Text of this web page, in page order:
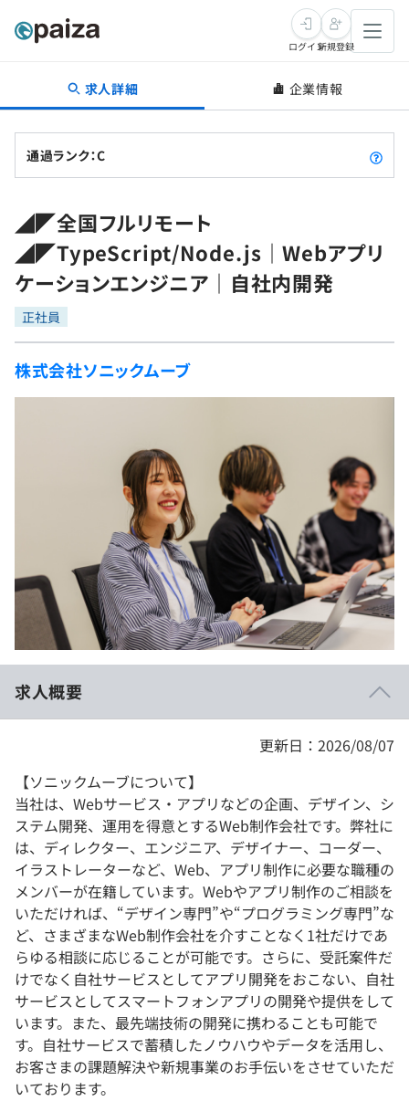
転職・キャリア
転職成功ガイド
転職エージェント
インタビュー
転職成功ガイド
新卒就活
求人検索
本選考
インターン
新卒エージェント
学習
講座一覧
問題集
4択課題
個人向けプラン
法人向けプラン
学校向けプラン
契約内容・クーポン
スキルチェック
プログラミング言語
再チャレンジ結果一覧
ゲーム・マンガ
Tech Team Journal
paizaとは？
ログイン新規登録
求人詳細 企業情報
通過ランク：C
◢◤全国フルリモート
◢◤TypeScript/Node.js｜Webアプリ
ケーションエンジニア｜自社内開発
正社員
株式会社ソニックムーブ
求人概要
更新日：2026/08/07
【ソニックムーブについて】
当社は、Webサービス・アプリなどの企画、デザイン、シ
ステム開発、運用を得意とするWeb制作会社です。弊社に
は、ディレクター、エンジニア、デザイナー、コーダー、
イラストレーターなど、Web、アプリ制作に必要な職種の
メンバーが在籍しています。Webやアプリ制作のご相談を
いただければ、“デザイン専門”や“プログラミング専門”な
ど、さまざまなWeb制作会社を介すことなく1社だけであ
らゆる相談に応じることが可能です。さらに、受託案件だ
けでなく自社サービスとしてアプリ開発をおこない、自社
サービスとしてスマートフォンアプリの開発や提供をして
います。また、最先端技術の開発に携わることも可能で
す。自社サービスで蓄積したノウハウやデータを活用し、
お客さまの課題解決や新規事業のお手伝いをさせていただ
いております。